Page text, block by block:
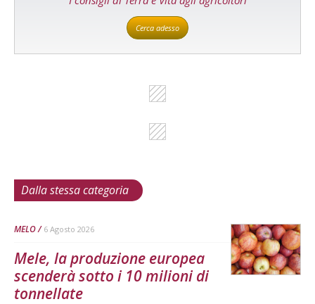
Cerca adesso
Dalla stessa categoria
MELO 6 Agosto 2026
Mele, la produzione europea
scenderà sotto i 10 milioni di
tonnellate